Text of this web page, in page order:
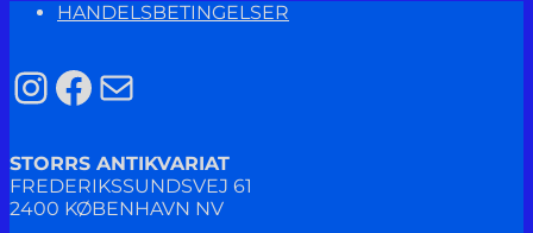
HANDELSBETINGELSER
Instagram
Facebook
Mail
STORRS ANTIKVARIAT
FREDERIKSSUNDSVEJ 61
2400 KØBENHAVN NV